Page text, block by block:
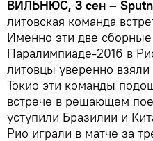
ВИЛЬНЮС, 3 сен –
литовская команда
Именно эти две
Паралимпиаде-2016 в
литовцы уверенно
Токио эти команды
встрече в решающем
уступили Бразилии и
Рио играли в матче за